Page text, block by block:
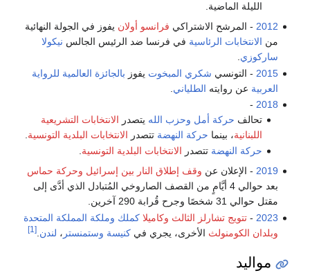
الليلة الماضية.
2012 - المرشح الاشتراكي فرانسو أولان يفوز في الجولة النهائية
من الانتخابات الرئاسية في فرنسا ضد الرئيس الجالس نيكولا
ساركوزي
2015 - التونسي شكري المبخوت يفوز بالجائزة العالمية للرواية
العربية عن روايته الطلياني
2018
-
تحالف حركة أمل وحزب الله يتصدر الانتخابات التشريعية
اللبنانية، بينما حركة النهضة تتصدر الانتخابات البلدية التونسية
حركة النهضة تتصدر الانتخابات البلدية التونسية.
2019 - الإعلان عن وقف إطلاق النار بين إسرائيل وحركة حماس
بعد حوالي 4 أيَّامٍ من القصف الصاروخي المُتبادل الذي أدَّى إلى
مقتل حوالي 31 شخصًا وجرح قُرابة 290 آخرين.
2023
-تتويج تشارلز الثالث وكاميلا كملك وملكة المملكة المتحدة
وبلدان الكومنولث الأخرى، يجري فيكنيسة وستمنستر ، لندن .
[1]
مواليد